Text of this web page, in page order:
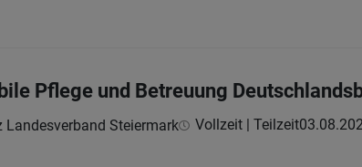
Pflege und Betreuung
Landesverband Steiermark Vollzeit | Teilzeit